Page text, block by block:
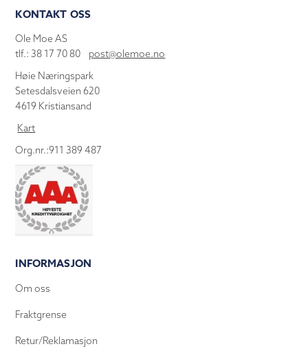
KONTAKT OSS
Ole Moe AS
tlf.: 38 17 70 80 post@olemoe.no
Høie Næringspark
Setesdalsveien 620
4619 Kristiansand
Kart
Org.nr.:911 389 487
INFORMASJON
Om oss
Fraktgrense
Retur/Reklamasjon